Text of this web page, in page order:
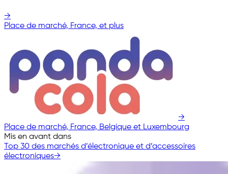
→
Place de marché, France, et plus
→
Place de marché, France, Belgique et Luxembourg
Mis en avant dans
Top 30 des marchés d’électronique et d’accessoires
électroniques→